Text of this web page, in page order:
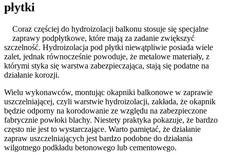
płytki
Coraz częściej do hydroizolacji balkonu stosuje się specjalne
zaprawy podpłytkowe, które mają za zadanie zwiększyć
szczelność. Hydroizolacja pod płytki niewątpliwie posiada wiele
zalet, jednak równocześnie powoduje, że metalowe materiały, z
którymi styka się warstwa zabezpieczająca, stają się podatne na
działanie korozji.
Wielu wykonawców, montując okapniki balkonowe w zaprawie
uszczelniającej, czyli warstwie hydroizolacji, zakłada, że okapnik
będzie odporny na korodowanie ze względu na zabezpieczone
fabrycznie powłoki blachy. Niestety praktyka pokazuje, że bardzo
często nie jest to wystarczające. Warto pamiętać, że działanie
zapraw uszczelniających jest bardzo podobne do działania
wilgotnego podkładu betonowego lub cementowego.